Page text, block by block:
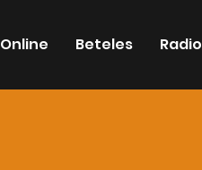
Online Beteles Radio